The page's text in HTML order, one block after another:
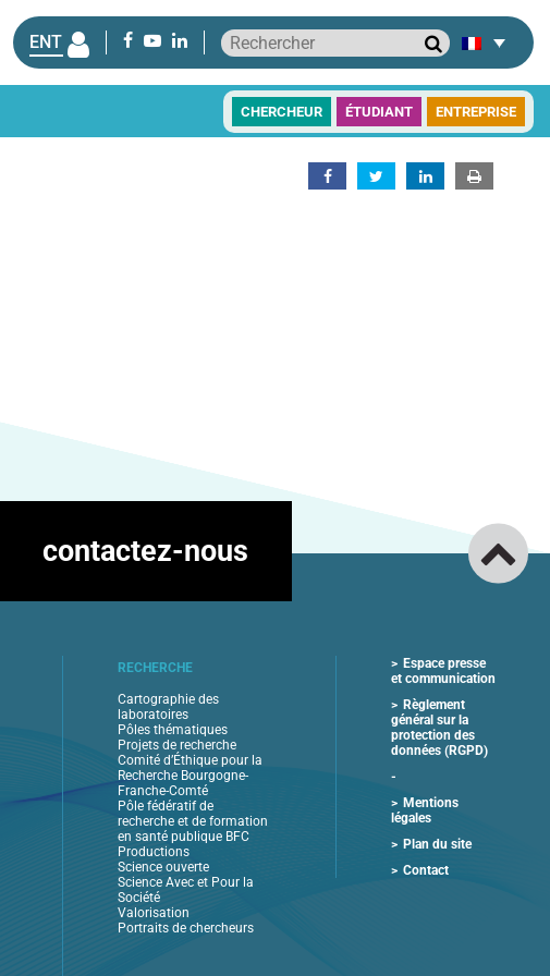
ENT
CHERCHEUR ÉTUDIANT ENTREPRISE
contactez-nous
RECHERCHE
Cartographie des
laboratoires
Pôles thématiques
Projets de recherche
Comité d’Éthique pour la
Recherche Bourgogne-
Franche-Comté
Pôle fédératif de
recherche et de formation
en santé publique BFC
Productions
Science ouverte
Science Avec et Pour la
Société
Valorisation
Portraits de chercheurs
Espace presse
et communication
Règlement
général sur la
protection des
données (RGPD)
Mentions
légales
Plan du site
Contact